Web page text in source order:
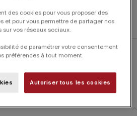
des cookies pour vous proposer des
et pour vous permettre de partager nos
sur vos réseaux sociaux.
de paramétrer votre consentement
préférences à tout moment.
Autoriser tous les cookies